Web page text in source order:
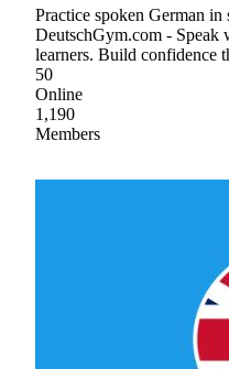
Practice spoken German
DeutschGym.com - Speak
learners. Build confidence
50
Online
1,190
Members